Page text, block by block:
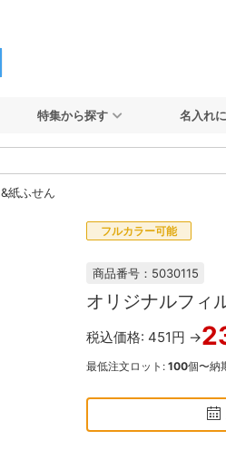
特集から探す 名入れ
紙ふせん
フルカラー可能
商品番号：5030115
オリジナルフィ
税込価格: 451円 →
最低注文ロット: 100個〜納